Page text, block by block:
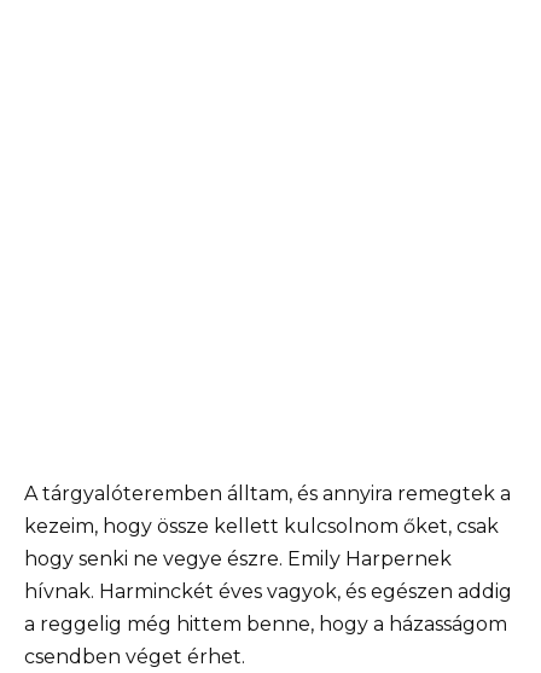
A tárgyalóteremben álltam, és annyira remegtek a
kezeim, hogy össze kellett kulcsolnom őket, csak
hogy senki ne vegye észre. Emily Harpernek
hívnak. Harminckét éves vagyok, és egészen addig
a reggelig még hittem benne, hogy a házasságom
csendben véget érhet.